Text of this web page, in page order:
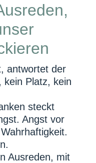
antwortet der
kein Platz, kein
steckt
Angst vor
Ausreden, mit